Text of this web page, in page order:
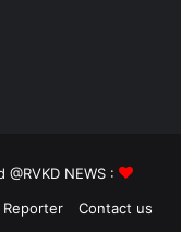
NEWS :
Contact us